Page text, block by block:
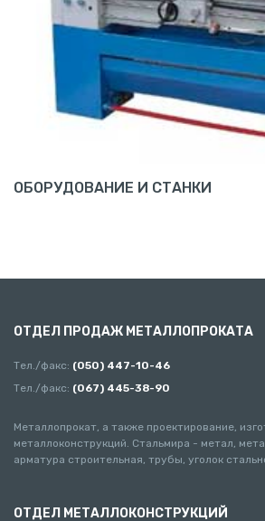
ОБОРУДОВАНИЕ И СТАНКИ
ОТДЕЛ ПРОДАЖ МЕТАЛЛОПРОКАТА
Тел./факс: (050) 447-10-46
Тел./факс: (067) 445-38-90
Металлопрокат, а также проектирование,
металлоконструкций. Стальмира - метал,
арматура строительная, трубы, уголок
ОТДЕЛ МЕТАЛЛОКОНСТРУКЦИЙ